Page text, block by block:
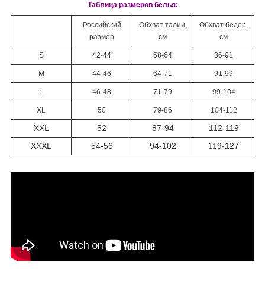
Таблица размеров белья:
Российский
размер
Обхват талии,
см
Обхват бедер,
см
S 42-44 58-64 86-91
M 44-46 64-71 91-99
L 46-48 71-79 99-104
XL 50 79-86 104-112
XXL 52 87-94
112-119
XXXL
54-56 94-102 119-127